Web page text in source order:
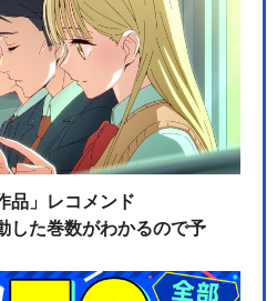
品」レコメンド
した巻数がわかるので予